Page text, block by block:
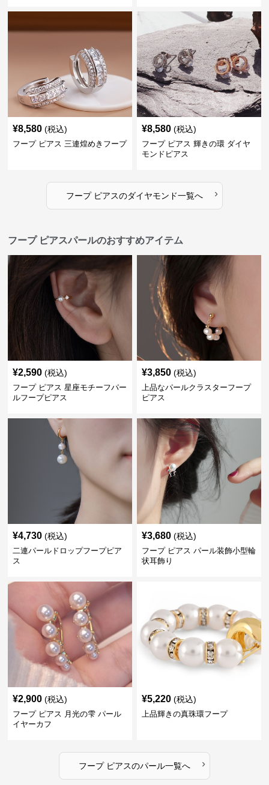
¥8,580 (税込)
フープ ピアス 三連煌めきフープ
¥8,580 (税込)
フープ ピアス 輝きの環 ダイヤ
モンドピアス
フープ ピアスのダイヤモンド一覧へ ›
フープ ピアスパールのおすすめアイテム
¥2,590 (税込)
フープ ピアス 星座モチーフパー
ルフープピアス
¥3,850 (税込)
上品なパールクラスターフープ
ピアス
¥4,730 (税込)
二連パールドロップフープピア
ス
¥3,680 (税込)
フープ ピアス パール装飾小型輪
状耳飾り
¥2,900 (税込)
フープ ピアス 月光の雫 パール
イヤーカフ
¥5,220 (税込)
上品輝きの真珠環フープ
フープ ピアスのパール一覧へ ›